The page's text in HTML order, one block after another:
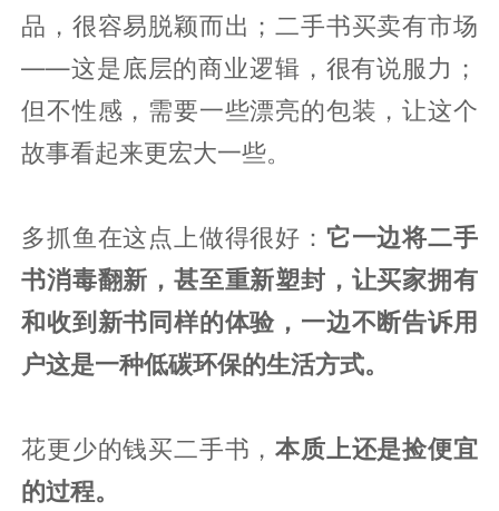
品，很容易脱颖而出；二手书买卖有市场
——这是底层的商业逻辑，很有说服力；
但不性感，需要一些漂亮的包装，让这个
故事看起来更宏大一些。
多抓鱼在这点上做得很好： 它一边将二手
书消毒翻新，甚至重新塑封，让买家拥有
和收到新书同样的体验，一边不断告诉用
户这是一种低碳环保的生活方式。
花更少的钱买二手书，本质上还是捡便宜
的过程。